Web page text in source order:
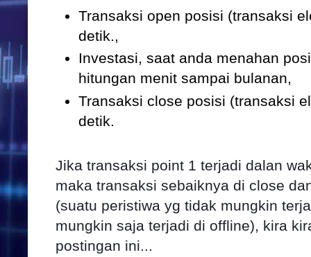
Transaksi open posisi (transaksi
detik.,
Investasi, saat anda menahan
hitungan menit sampai bulanan,
Transaksi close posisi (transaksi
detik.
Jika transaksi point 1 terjadi dalan
maka transaksi sebaiknya di close
(suatu peristiwa yg tidak mungkin
mungkin saja terjadi di offline), kira
postingan ini...